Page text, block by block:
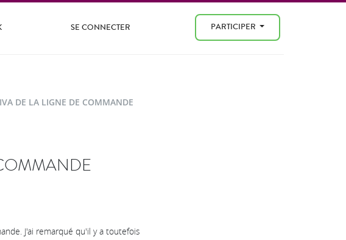
SE CONNECTER PARTICIPER
DE LA LIGNE DE COMMANDE
J'ai remarqué qu'il y a toutefois